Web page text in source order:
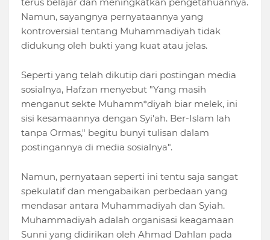
terus belajar dan meningkatkan pengetahuannya.
Namun, sayangnya pernyataannya yang
kontroversial tentang Muhammadiyah tidak
didukung oleh bukti yang kuat atau jelas.
Seperti yang telah dikutip dari postingan media
sosialnya, Hafzan menyebut "Yang masih
menganut sekte Muhamm*diyah biar melek, ini
sisi kesamaannya dengan Syi'ah. Ber-Islam lah
tanpa Ormas," begitu bunyi tulisan dalam
postingannya di media sosialnya".
Namun, pernyataan seperti ini tentu saja sangat
spekulatif dan mengabaikan perbedaan yang
mendasar antara Muhammadiyah dan Syiah.
Muhammadiyah adalah organisasi keagamaan
Sunni yang didirikan oleh Ahmad Dahlan pada